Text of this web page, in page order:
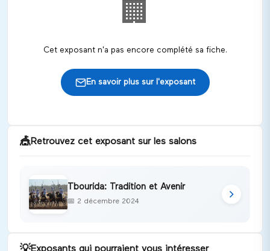
🏢
Cet exposant n'a pas encore complété sa fiche.
En savoir plus sur l'exposant
🎪Retrouvez cet exposant sur les salons
Tbourida: Tradition et Avenir
📅 2 décembre 2024